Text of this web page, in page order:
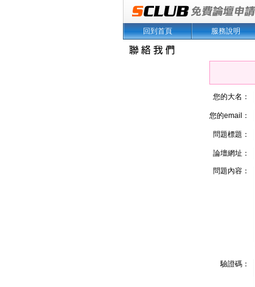
回到首頁 服務說明
您的大名：
您的email：
問題標題：
論壇網址：
問題內容：
驗證碼：